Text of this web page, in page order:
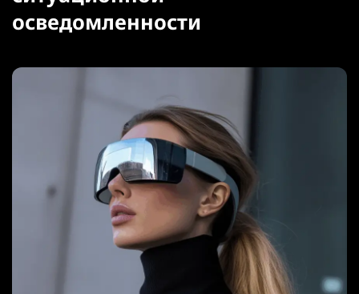
осведомленности